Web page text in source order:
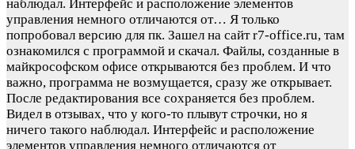
наблюдал. Интерфейс и расположение элементов
управления немного отличаются от… Я только
попробовал версию для пк. Зашел на сайт r7-office.ru, там
ознакомился с программой и скачал. Файлы, созданные в
майкрософском офисе открываются без проблем. И что
важно, программа не возмущается, сразу же открывает.
После редактирования все сохраняется без проблем.
Видел в отзывах, что у кого-то плывут строчки, но я
ничего такого наблюдал. Интерфейс и расположение
элементов управления немного отличаются от